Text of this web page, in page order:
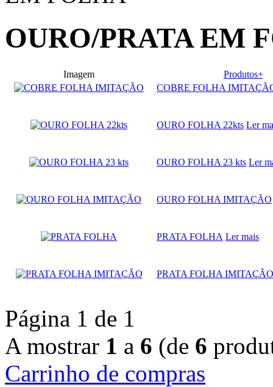
OURO/PRATA EM
Imagem
Produtos+
COBRE FOLHA
OURO FOLHA 22kts Ler
OURO FOLHA 23 kts Ler
OURO FOLHA IMITAÇÃO
PRATA FOLHA Ler mais
PRATA FOLHA IMITAÇÃO
Página 1 de 1
A mostrar 1 a 6 (de 6
Carrinho de compras